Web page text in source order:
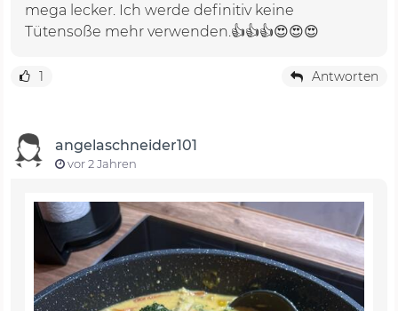
mega lecker. Ich werde definitiv keine
Tütensoße mehr verwenden.👍👍👍😍😍😍
1 Antworten
angelaschneider101
vor 2 Jahren